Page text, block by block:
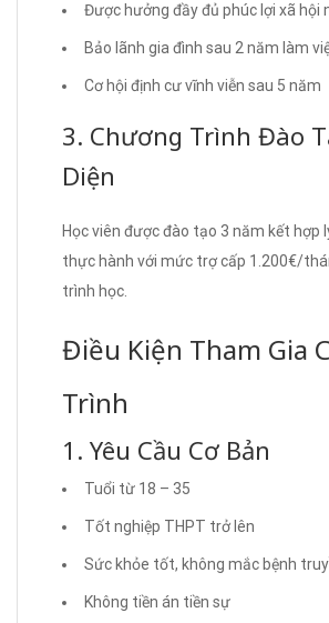
Được hưởng đầy đủ phúc lợi xã hội
Bảo lãnh gia đình sau 2 năm làm
Cơ hội định cư vĩnh viễn sau 5 năm
3. Chương Trình Đào
Diện
Học viên được đào tạo 3 năm kết hợp
thực hành với mức trợ cấp 1.200€/
trình học.
Điều Kiện Tham Gia
Trình
1. Yêu Cầu Cơ Bản
Tuổi từ 18 – 35
Tốt nghiệp THPT trở lên
Sức khỏe tốt, không mắc bệnh
Không tiền án tiền sự